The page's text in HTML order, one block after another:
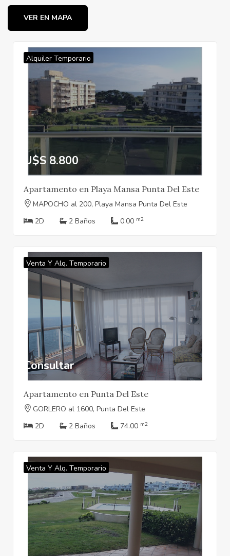
VER EN MAPA
Alquiler Temporario
U$S 8.800
Apartamento en Playa Mansa Punta Del Este
MAPOCHO al 200, Playa Mansa Punta Del Este
2D
2 Baños 0.00 m2
Venta Y Alq. Temporario
Consultar
Apartamento en Punta Del Este
GORLERO al 1600, Punta Del Este
2D
2 Baños 74.00 m2
Venta Y Alq. Temporario